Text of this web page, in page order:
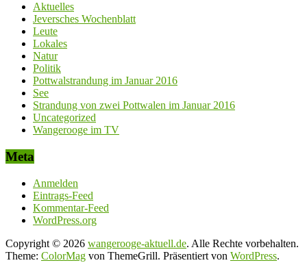
Aktuelles
Jeversches Wochenblatt
Leute
Lokales
Natur
Politik
Pottwalstrandung im Januar 2016
See
Strandung von zwei Pottwalen im Januar 2016
Uncategorized
Wangerooge im TV
Meta
Anmelden
Eintrags-Feed
Kommentar-Feed
WordPress.org
Copyright © 2026 wangerooge-aktuell.de. Alle Rechte vorbehalten.
Theme: ColorMag von ThemeGrill. Präsentiert von WordPress.